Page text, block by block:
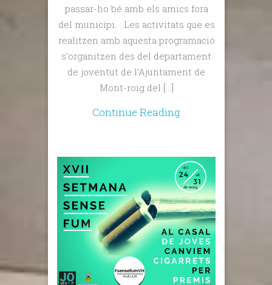
passar-ho bé amb els amics fora
del municipi. Les activitats que es
realitzen amb aquesta programació
s’organitzen des del departament
de joventut de l’Ajuntament de
Mont-roig del […]
Continue Reading